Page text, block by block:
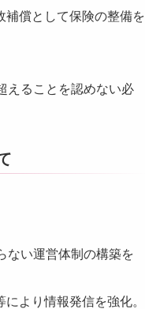
補償として保険の整備を
えることを認めない必
ない運営体制の構築を
より情報発信を強化。